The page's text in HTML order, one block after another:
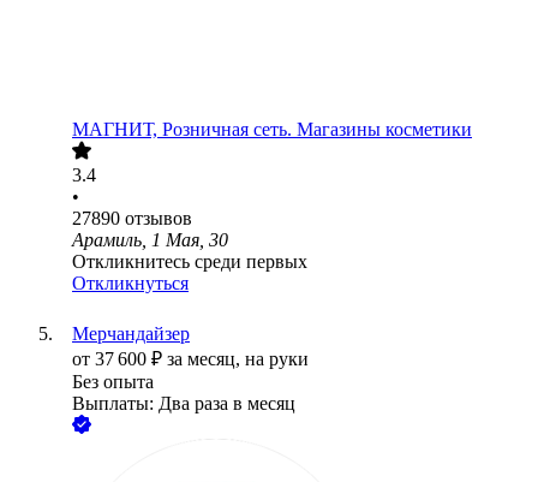
МАГНИТ, Розничная сеть. Магазины косметики
3.4
•
27890 отзывов
Арамиль, 1 Мая, 30
Откликнитесь среди первых
Откликнуться
Мерчандайзер
от 37 600 ₽ за месяц, на руки
Без опыта
Выплаты: Два раза в месяц